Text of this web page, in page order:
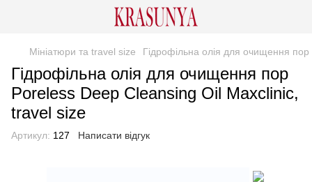
Мініатюри та travel size Гідрофільна олія для очищення
Гідрофільна олія для очищення пор
Poreless Deep Cleansing Oil Maxclinіc,
travel size
Артикул: 127 Написати відгук